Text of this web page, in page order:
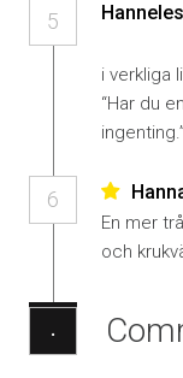
5
i verkliga
“Har du
6
En mer
och
·